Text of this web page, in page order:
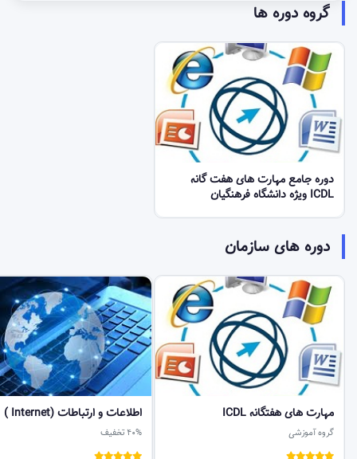
گروه دوره ها
دوره جامع مهارت های هفت گانه
ICDL ویژه دانشگاه فرهنگیان
دوره های سازمان
مهارت های هفتگانه ICDL
گروه آموزشی
اطلاعات و ارتباطات (Internet )
40% تخفیف